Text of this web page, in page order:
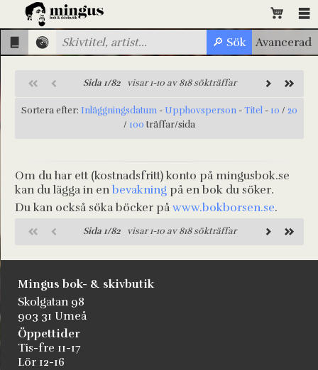
Sida 1/82visar 1-10 av 818 sökträffar
Sortera efter: Inläggningsdatum - Upphovsperson -Titel - 10 / 20
/ 100 träffar/sida
Om du har ett (kostnadsfritt) konto på mingusbok.se
kan du lägga in enbevakning på en bok du söker.
Du kan också söka böcker påwww.bokborsen.se.
Sida 1/82visar 1-10 av 818 sökträffar
Mingus bok- & skivbutik
Skolgatan 98
903 31 Umeå
Öppettider
Tis-fre 11-17
Lör 12-16